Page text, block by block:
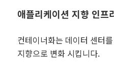
애플리케이션 지향 인프
컨테이너화는 데이터 센터
지향으로 변화 시킵니다.